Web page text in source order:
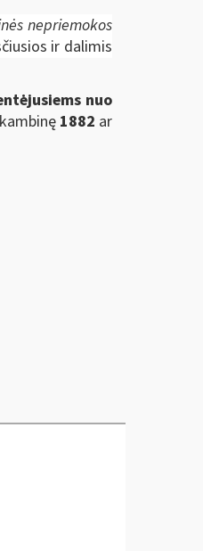
nepriemokos
ir dalimis
nuo
1882 ar